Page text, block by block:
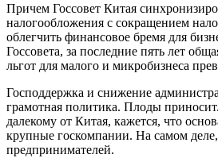
Причем Госсовет Китая
налогообложения с сокращением
облегчить финансовое бремя для
Госсовета, за последние пять лет
льгот для малого и микробизнеса
Господдержка и снижение
грамотная политика. Плоды
далекому от Китая, кажется, что
крупные госкомпании. На самом
предпринимателей.